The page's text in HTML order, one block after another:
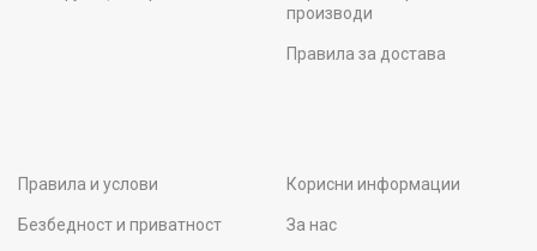
производи
Правила за достава
Правила и услови
Безбедност и приватност
Корисни информации
За нас